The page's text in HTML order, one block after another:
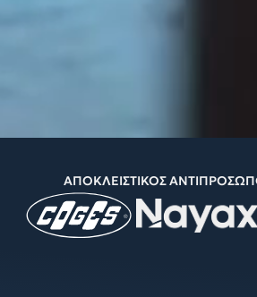
ΑΠΟΚΛΕΙΣΤΙΚΟΣ